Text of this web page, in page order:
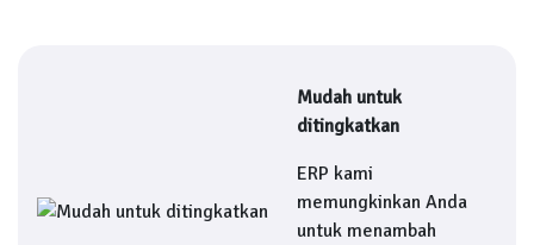
Mudah untuk
ditingkatkan
ERP kami
memungkinkan Anda
untuk menambah